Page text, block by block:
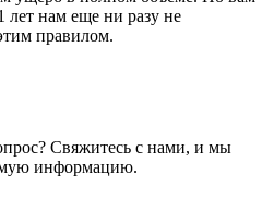
лет нам еще ни разу не
правилом.
Свяжитесь с нами, и мы
информацию.